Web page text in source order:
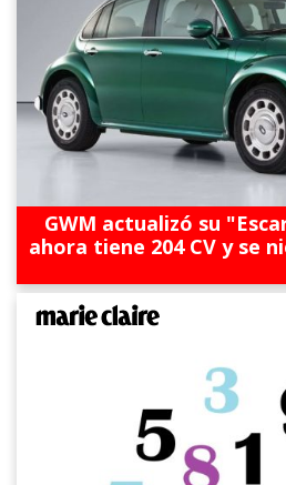
GWM actualizó su
ahora tiene 204 CV y se